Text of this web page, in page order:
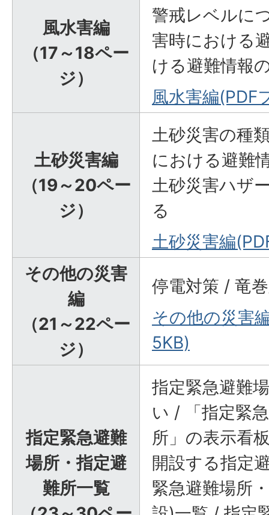
風水害編
（17～18ペー
ジ）
警戒レベルに
害時における
ける避難情報
風水害編(PDF
土砂災害編
（19～20ペー
ジ）
土砂災害の種
における避難
土砂災害ハザ
る
土砂災害編
その他の災害
編
（21～22ペー
ジ）
停電対策 / 竜
その他の災害
5KB)
指定緊急避難
場所・指定避
難所一覧
指定緊急避難
い / 「指定緊
所」の表示看
開設する指定
緊急避難場所